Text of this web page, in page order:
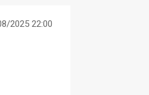
2025 22:00